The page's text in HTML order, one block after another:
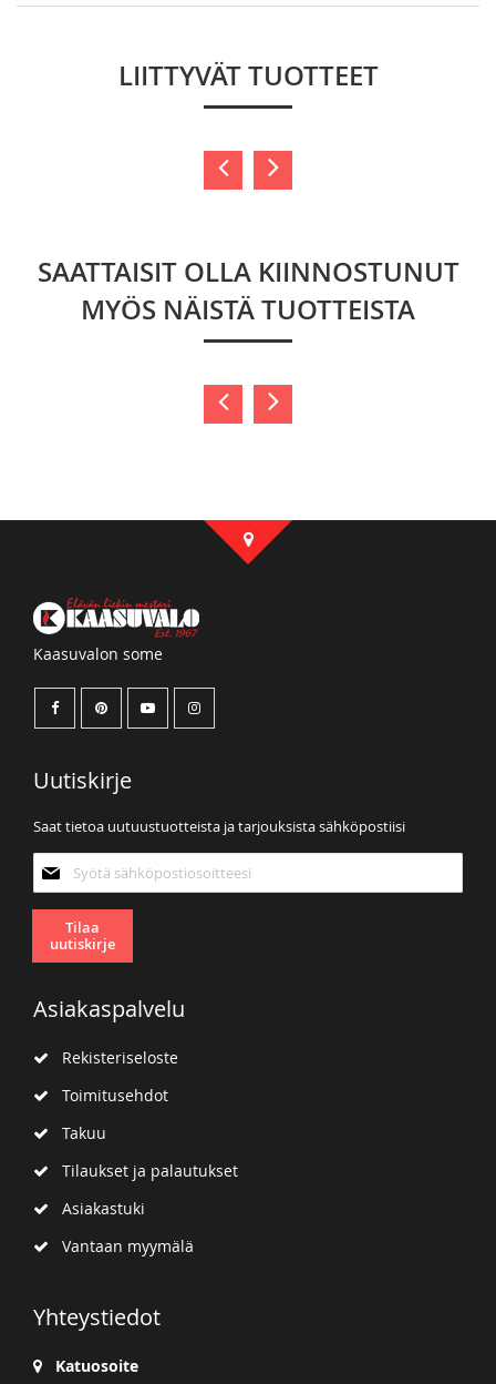
LIITTYVÄT TUOTTEET
SAATTAISIT OLLA KIINNOSTUNUT
MYÖS NÄISTÄ TUOTTEISTA
Kaasuvalon some
Uutiskirje
Saat tietoa uutuustuotteista ja tarjouksista sähköpostiisi
uutiskirjeemme:
Tilaa
uutiskirje
Asiakaspalvelu
Rekisteriseloste
Toimitusehdot
Takuu
Tilaukset ja palautukset
Asiakastuki
Vantaan myymälä
Yhteystiedot
Katuosoite